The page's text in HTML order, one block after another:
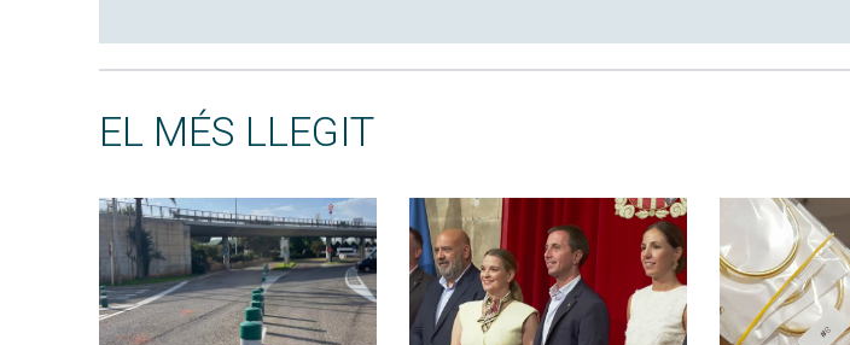
EL MÉS LLEGIT